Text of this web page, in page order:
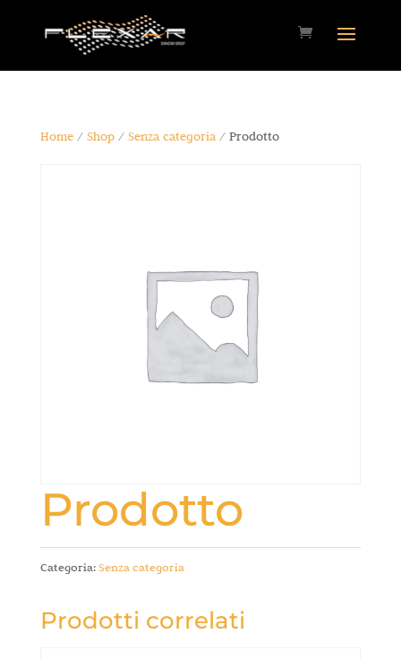
Home/ Shop/ Senza categoria/ Prodotto
Prodotto
Categoria:Senza categoria
Prodotti correlati